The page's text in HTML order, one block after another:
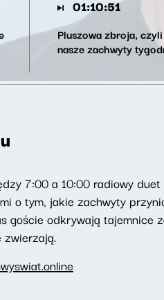
01:10:51
Pluszowa zbroja, czyli
nasze zachwyty
7:00 a 10:00 radiowy
o tym, jakie zachwyty
goście odkrywają tajemnice